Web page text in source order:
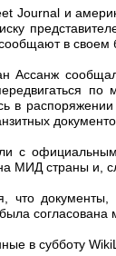
Journal и
в своем
Ассанж
в
с
МИД страны и,
что
в субботу